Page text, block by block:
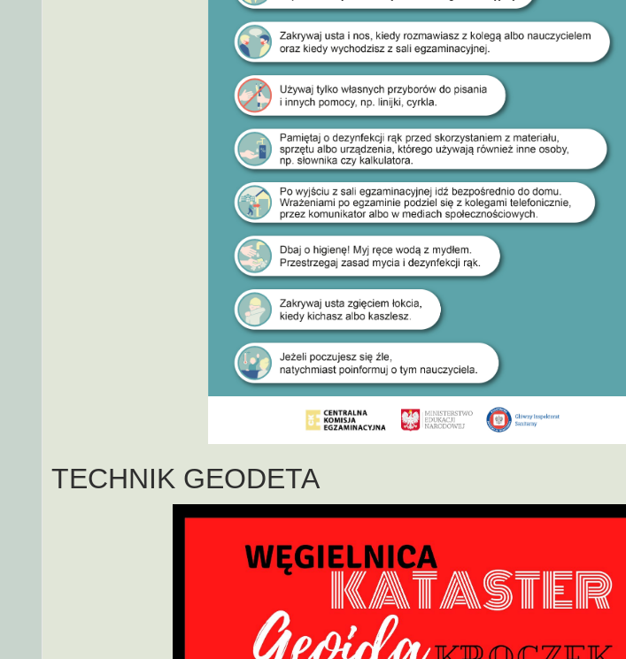
TECHNIK GEODETA